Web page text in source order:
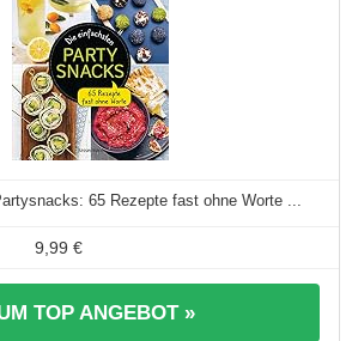
65 Rezepte fast ohne Worte ...
9,99 €
TOP ANGEBOT »